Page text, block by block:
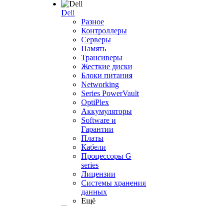
Dell
Разное
Контроллеры
Серверы
Память
Трансиверы
Жесткие диски
Блоки питания
Networking
Series PowerVault
OptiPlex
Аккумуляторы
Software и
Гарантии
Платы
Кабели
Процессоры G
series
Лицензии
Системы хранения
данных
Ещё